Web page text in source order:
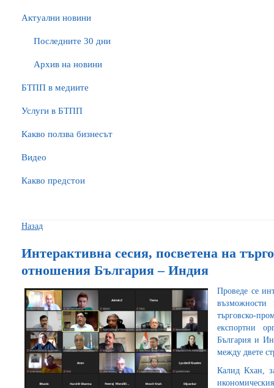
Актуални новини
Последните 30 дни
Архив на новини
БTПП в медиите
Услуги в БТПП
Какво ползва бизнесът
Видео
Какво предстои
Назад
Интерактивна сесия, посветена на
отношения България – Индия
Проведе се
възможности
търговско-
експортни
България и
между двете
Калид Кхан,